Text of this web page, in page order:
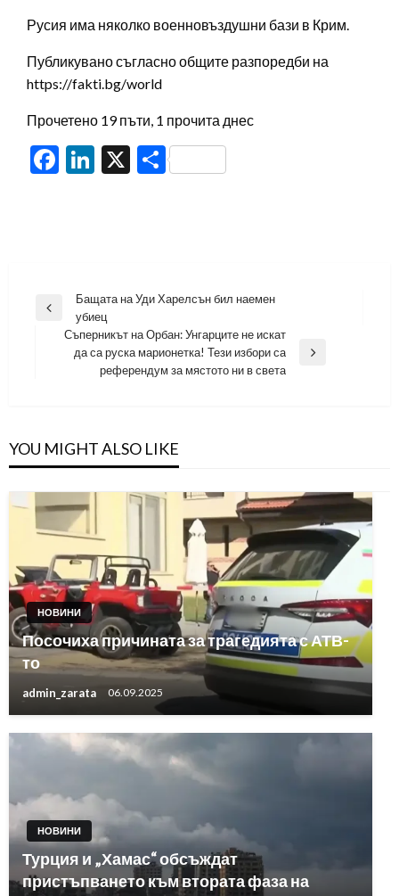
Русия има няколко военновъздушни бази в Крим.
Публикувано съгласно общите разпоредби на
https://fakti.bg/world
Прочетено 19 пъти, 1 прочита днес
Facebook
LinkedIn
X Share
Навигация
Previous
Бащата на Уди Харелсън бил наемен
убиец
Next
Съперникът на Орбан: Унгарците не искат
да са руска марионетка! Тези избори са
референдум за мястото ни в света
YOU MIGHT ALSO LIKE
НОВИНИ
Посочиха причината за трагедията с АТВ-
то
admin_zarata 06.09.2025
НОВИНИ
Турция и „Хамас“ обсъждат
пристъпването към втората фаза на